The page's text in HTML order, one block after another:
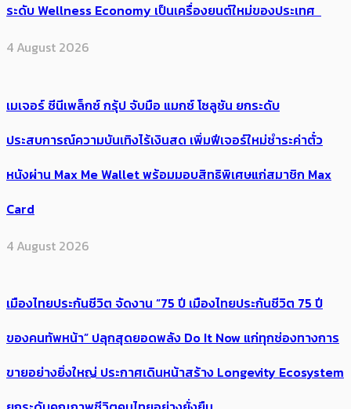
ระดับ Wellness Economy เป็นเครื่องยนต์ใหม่ของประเทศ
4 August 2026
เมเจอร์ ซีนีเพล็กซ์ กรุ้ป จับมือ แมกซ์ โซลูชัน ยกระดับ
ประสบการณ์ความบันเทิงไร้เงินสด เพิ่มฟีเจอร์ใหม่ชำระค่าตั๋ว
หนังผ่าน Max Me Wallet พร้อมมอบสิทธิพิเศษแก่สมาชิก Max
Card
4 August 2026
เมืองไทยประกันชีวิต จัดงาน “75 ปี เมืองไทยประกันชีวิต 75 ปี
ของคนทัพหน้า” ปลุกสุดยอดพลัง Do It Now แก่ทุกช่องทางการ
ขายอย่างยิ่งใหญ่ ประกาศเดินหน้าสร้าง Longevity Ecosystem